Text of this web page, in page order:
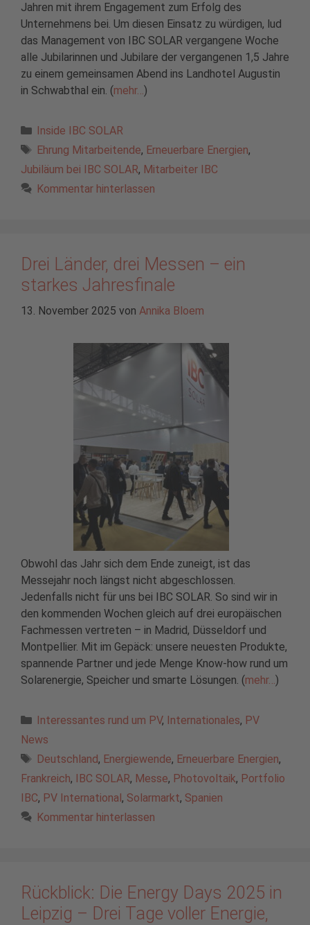
Jahren mit ihrem Engagement zum Erfolg des
Unternehmens bei. Um diesen Einsatz zu würdigen, lud
das Management von IBC SOLAR vergangene Woche
alle Jubilarinnen und Jubilare der vergangenen 1,5 Jahre
zu einem gemeinsamen Abend ins Landhotel Augustin
in Schwabthal ein. (mehr…)
Kategorien
Inside IBC SOLAR
Schlagwörter
Ehrung Mitarbeitende, Erneuerbare Energien,
Jubiläum bei IBC SOLAR, Mitarbeiter IBC
Kommentar hinterlassen
Drei Länder, drei Messen – ein
starkes Jahresfinale
13. November 2025 von Annika Bloem
Obwohl das Jahr sich dem Ende zuneigt, ist das
Messejahr noch längst nicht abgeschlossen.
Jedenfalls nicht für uns bei IBC SOLAR. So sind wir in
den kommenden Wochen gleich auf drei europäischen
Fachmessen vertreten – in Madrid, Düsseldorf und
Montpellier. Mit im Gepäck: unsere neuesten Produkte,
spannende Partner und jede Menge Know-how rund um
Solarenergie, Speicher und smarte Lösungen. (mehr… )
Kategorien
Interessantes rund um PV, Internationales, PV
News
Schlagwörter
Deutschland, Energiewende, Erneuerbare Energien,
Frankreich, IBC SOLAR, Messe, Photovoltaik, Portfolio
IBC, PV International, Solarmarkt, Spanien
Kommentar hinterlassen
Rückblick: Die Energy Days 2025 in
Leipzig – Drei Tage voller Energie,